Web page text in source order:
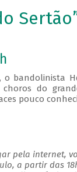
bandolinista
do
pouco
pela internet,
a partir das